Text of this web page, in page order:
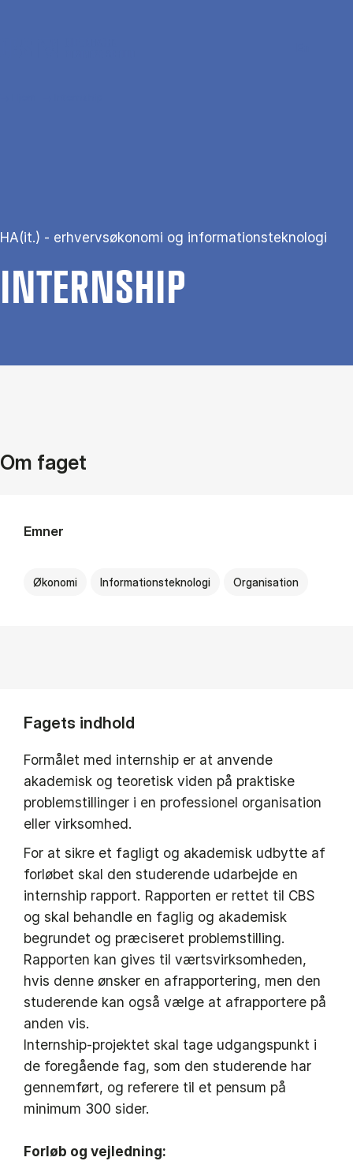
HA(it.) - erhvervsøkonomi og informationsteknologi
IN­TERNS­HIP
Om faget
Emner
Økonomi Informationsteknologi Organisation
Fagets indhold
Formålet med internship er at anvende
akademisk og teoretisk viden på praktiske
problemstillinger i en professionel organisation
eller virksomhed.
For at sikre et fagligt og akademisk udbytte af
forløbet skal den studerende udarbejde en
internship rapport. Rapporten er rettet til CBS
og skal behandle en faglig og akademisk
begrundet og præciseret problemstilling.
Rapporten kan gives til værtsvirksomheden,
hvis denne ønsker en afrapportering, men den
studerende kan også vælge at afrapportere på
anden vis.
Internship-projektet skal tage udgangspunkt i
de foregående fag, som den studerende har
gennemført, og referere til et pensum på
minimum 300 sider.
Forløb og vejledning: